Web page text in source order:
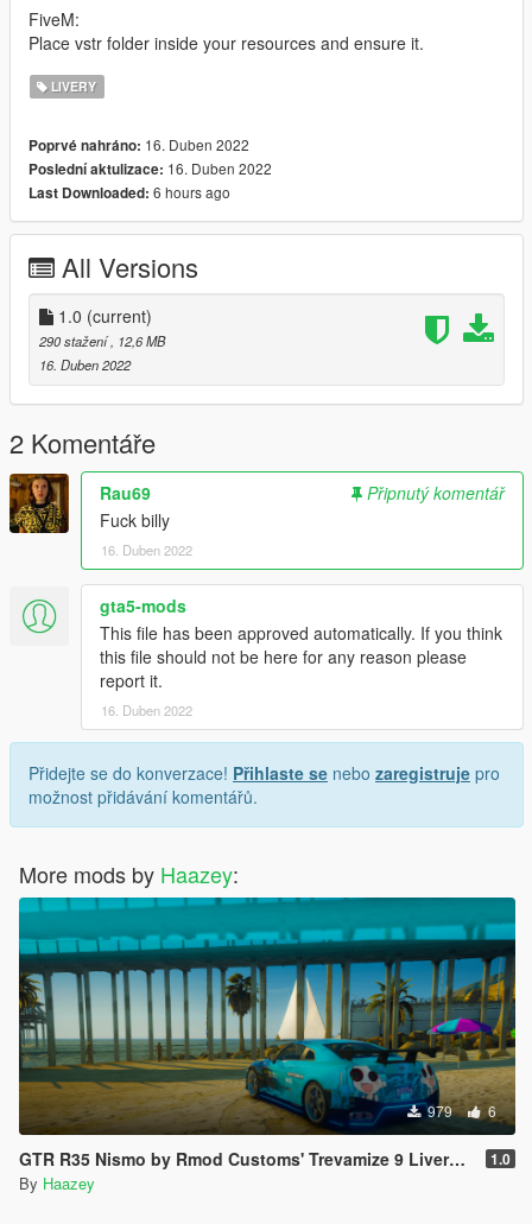
FiveM:
Place vstr folder inside your resources and ensure it.
LIVERY
Poprvé nahráno: 16. Duben 2022
Poslední aktulizace: 16. Duben 2022
Last Downloaded: 6 hours ago
All Versions
1.0 (current)
290 stažení , 12,6 MB
16. Duben 2022
2 Komentáře
Rau69
Připnutý komentář
Fuck billy
16. Duben 2022
gta5-mods
This file has been approved automatically. If you think
this file should not be here for any reason please
report it.
16. Duben 2022
Přidejte se do konverzace! Přihlaste se nebo zaregistruje pro
možnost přidávání komentářů.
More mods by Haazey:
979 6
GTR R35 Nismo by Rmod Customs' Trevamize 9 Livery Pack 1.0
By Haazey